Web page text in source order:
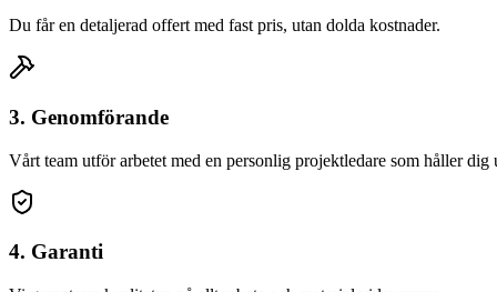
Du får en detaljerad offert med fast pris, utan dolda kostnader.
3. Genomförande
Vårt team utför arbetet med en personlig projektledare som håller dig
4. Garanti